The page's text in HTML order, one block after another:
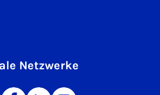
Netzwerke